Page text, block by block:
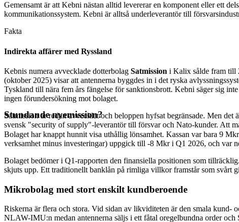
Gemensamt är att Kebni nästan alltid levererar en komponent eller ett
kommunikationssystem. Kebni är alltså underleverantör till
Fakta
Indirekta affärer med Ryssland
Kebnis numera avvecklade dotterbolag Satmission i Kalix sålde fram till
(oktober 2025) visar att antennerna byggdes in i det ryska
Tyskland till nära fem års fängelse för sanktionsbrott. Kebni säger sig
ingen förundersökning mot bolaget.
Satmission är redan avvecklat och beloppen hyfsat begränsade. Men
svensk "security of supply"-leverantör till försvar och Nato-kunder. Att
Stundande nyemission?
Bolaget har knappt hunnit visa uthållig lönsamhet. Kassan var bara 9
verksamhet minus investeringar) uppgick till -8 Mkr i Q1 2026, och var
Bolaget bedömer i Q1-rapporten den finansiella positionen som
skjuts upp. Ett traditionellt banklån på rimliga villkor framstår som svårt
Mikrobolag med stort enskilt kundberoende
Riskerna är flera och stora. Vid sidan av likviditeten är den smala kund-
NLAW-IMU:n medan antennerna säljs i ett fåtal oregelbundna order och